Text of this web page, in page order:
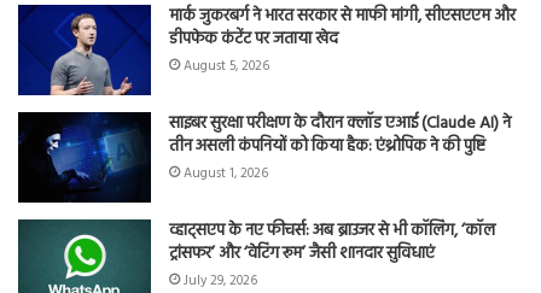
मार्क जुकरबर्ग ने भारत सरकार से माफी मांगी, सीएसएएम और
डीपफेक कंटेंट पर जताया खेद
August 5, 2026
साइबर सुरक्षा परीक्षण के दौरान क्लॉड एआई (Claude AI) ने
तीन असली कंपनियों को किया हैक: एंथ्रोपिक ने की पुष्टि
August 1, 2026
व्हाट्सएप के नए फीचर्स: अब ब्राउजर से भी कॉलिंग, ‘कॉल
ट्रांसफर’ और ‘वेटिंग रूम’ जैसी शानदार सुविधाएं
July 29, 2026